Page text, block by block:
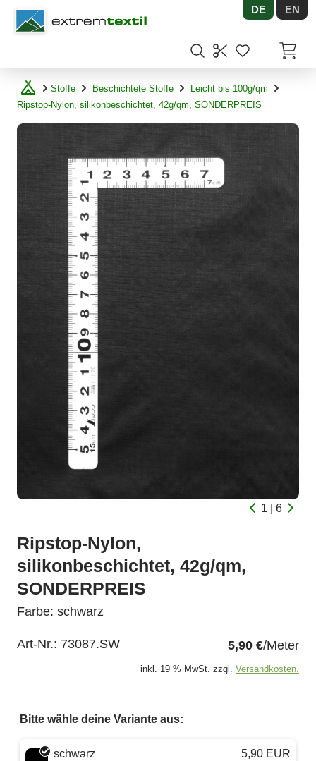
Shopware DE EN
Stoffe Beschichtete Stoffe
Leicht bis 100g/qm
Ripstop-Nylon, silikonbeschichtet, 42g/qm, SONDERPREIS
1 | 6
Ripstop-Nylon,
silikonbeschichtet, 42g/qm,
SONDERPREIS
Farbe: schwarz
Art-Nr.: 73087.SW 5,90 €/Meter
inkl. 19 % MwSt. zzgl. Versandkosten.
Bitte wähle deine Variante aus:
Wähle eine Farbe
schwarz 5,90 EUR